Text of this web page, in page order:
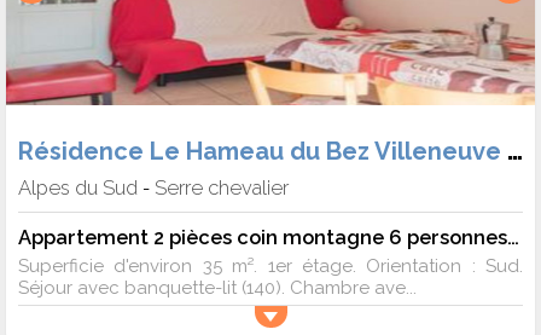
Résidence Le Hameau du Bez Villeneuve 1400
Alpes du Sud - Serre chevalier
Appartement 2 pièces coin montagne 6 personnes (14)
Superficie d'environ 35 m². 1er étage. Orientation : Sud.
Séjour avec banquette-lit (140). Chambre ave...